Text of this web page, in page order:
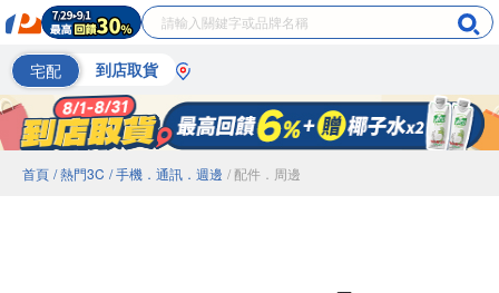
宅配 到店取貨
首頁 / 熱門3C / 手機．通訊．週邊 / 配件．周邊